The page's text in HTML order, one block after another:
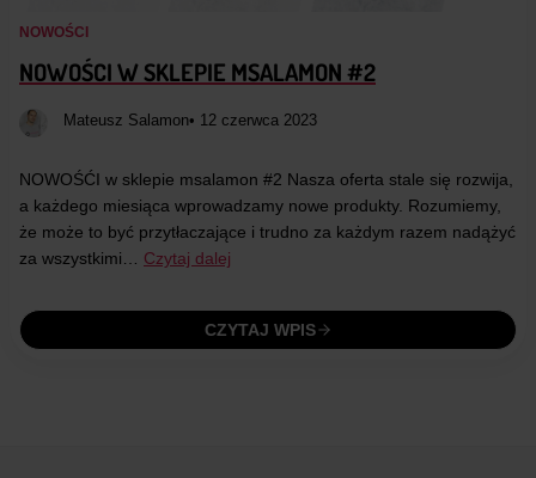
NOWOŚCI
NOWOŚCI W SKLEPIE MSALAMON #2
Mateusz Salamon• 12 czerwca 2023
NOWOŚĆI w sklepie msalamon #2 Nasza oferta stale się rozwija,
a każdego miesiąca wprowadzamy nowe produkty. Rozumiemy,
że może to być przytłaczające i trudno za każdym razem nadążyć
za wszystkimi… Czytaj dalej
CZYTAJ WPIS